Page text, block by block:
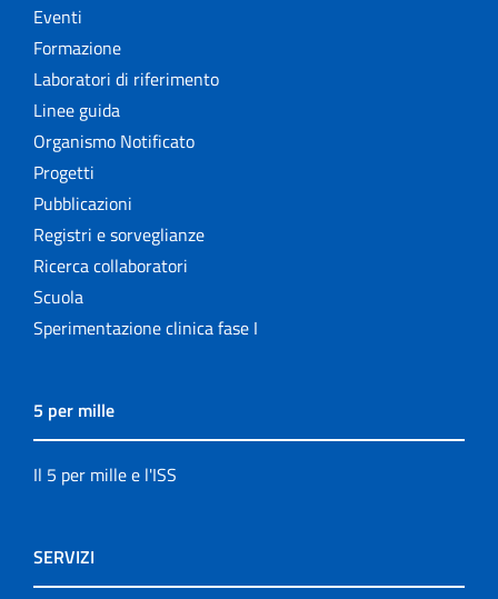
Eventi
Formazione
Laboratori di riferimento
Linee guida
Organismo Notificato
Progetti
Pubblicazioni
Registri e sorveglianze
Ricerca collaboratori
Scuola
Sperimentazione clinica fase I
5 per mille
Il 5 per mille e l'ISS
SERVIZI